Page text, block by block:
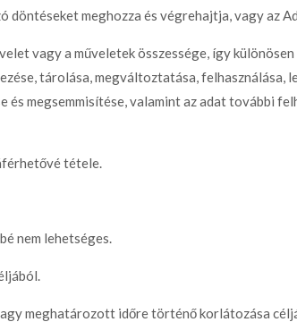
döntéseket meghozza és végrehajtja, vagy az
vagy a műveletek összessége, így
tárolása, megváltoztatása, felhasználása,
megsemmisítése, valamint az adat további
tétele.
nem lehetséges.
meghatározott időre történő korlátozása